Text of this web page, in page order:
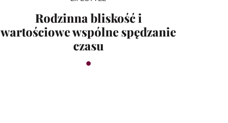
Rodzinna bliskość i
wartościowe wspólne spędzanie
czasu